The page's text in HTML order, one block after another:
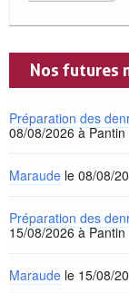
Nos futures
Préparation des
08/08/2026 à Pantin
Maraude le 08/08/
Préparation des
15/08/2026 à Pantin
Maraude le 15/08/